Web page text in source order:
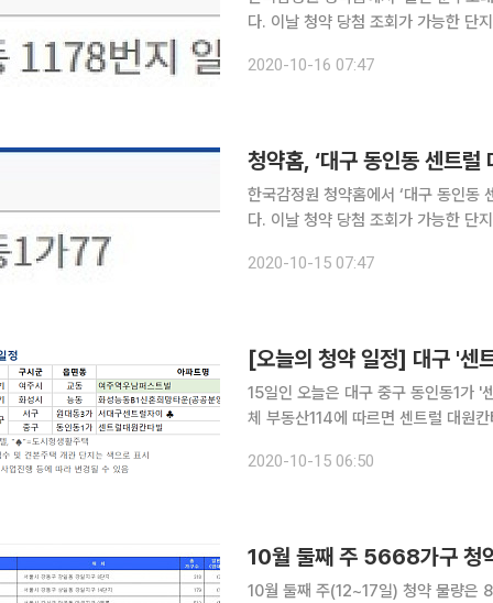
다. 이날 청약 당첨 조회가 가능한 단지는 ‘울산 문수로대공원 에일린의 뜰’ 등 1곳이다. 전날 청약홈
부터 10일 동안 청약홈을 통해 조회
2020-10-16 07:47
청약홈, ‘대구 동인동 센트럴
한국감정원 청약홈에서 ‘대구 동인동
다. 이날 청약 당첨 조회가 가능한 단지는 ‘대구 동인동 센트럴 대원칸타빌’ 등 1곳이다. 전날 청약홈
첨자를 발표했다. 청약 당첨 사
2020-10-15 07:47
[오늘의 청약 일정] 대구 '센
15일인 오늘은 대구 중구 동인동1가 '센트
체 부동산114에 따르면 센트럴 대원
교동 '여주역 우남퍼스트빌'은 이날부
2020-10-15 06:50
10월 둘째 주 5668가구 청
10월 둘째 주(12~17일) 청약 물량은